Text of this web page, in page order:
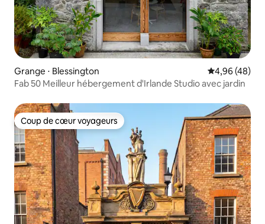
Grange ⋅ Blessington Évaluation
4,96 (48)
Fab 50 Meilleur hébergement d'Irlande Studio avec jardin
Coup de cœur voyageurs
Coup de cœur voyageurs